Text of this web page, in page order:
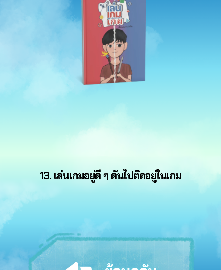
13. เล่นเกมอยู่ดี ๆ ดันไปติดอยู่ในเกม